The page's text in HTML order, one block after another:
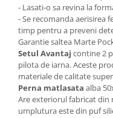
- Lasati-o sa revina la
- Se recomanda aerisirea
timp pentru a preveni
Garantie saltea Marte
Setul Avantaj contine 2
pilota de iarna. Aceste
materiale de calitate
Perna matlasata alba
Are exteriorul fabricat din
umplutura este din puf